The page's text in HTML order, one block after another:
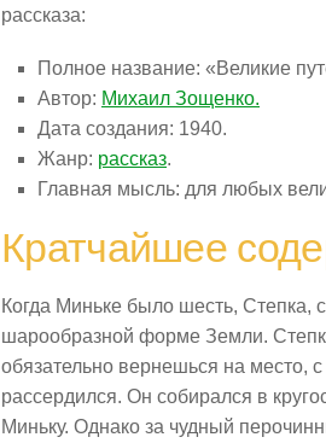
рассказа:
Полное название: «Великие
Автор: Михаил Зощенко.
Дата создания: 1940.
Жанр: рассказ.
Главная мысль: для любых
Кратчайшее
Когда Миньке было шесть, Степка,
шарообразной форме Земли.
обязательно вернешься на место,
рассердился. Он собирался в
Миньку. Однако за чудный